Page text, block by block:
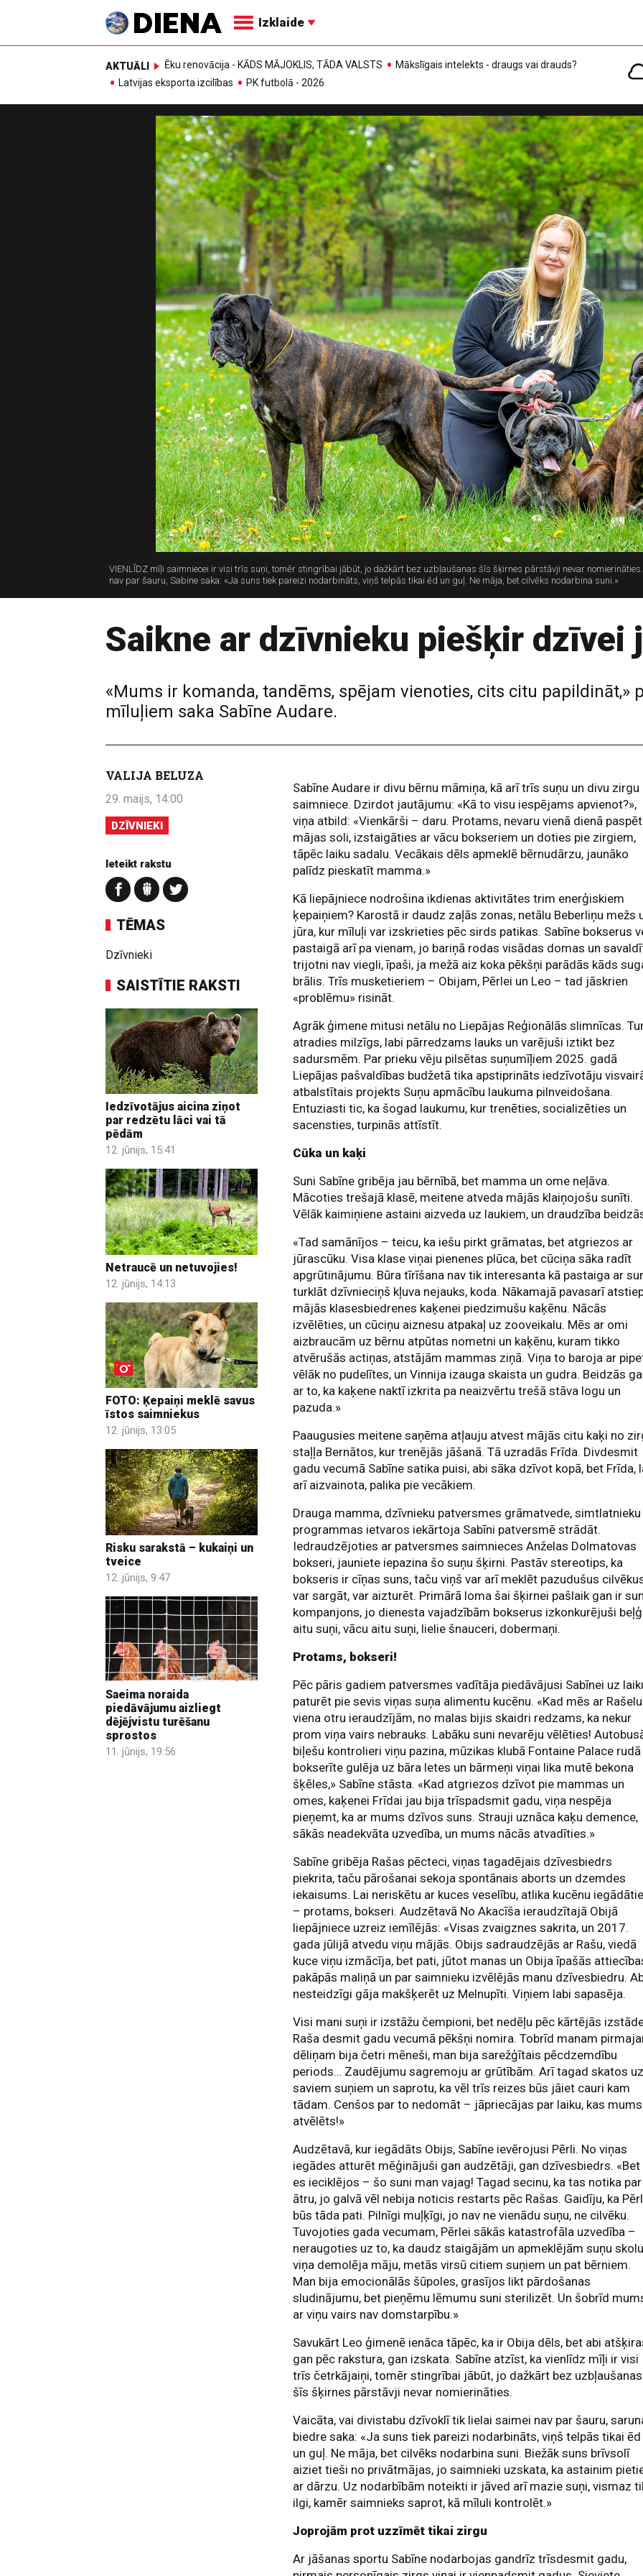
Izklaide
AKTUĀLI Ēku renovācija - KĀDS MĀJOKLIS, TĀDA VALSTS
Mākslīgais intelekts - draugs vai drauds?
Latvijas eksporta izcilības
PK futbolā - 2026
VIENLĪDZ mīļi saimniecei ir visi trīs suņi, tomēr stingrībai jābūt, jo dažkārt bez uzbļaušanas šīs šķirnes pārstāvji nevar
nav par šauru, Sabine saka: «Ja suns tiek pareizi nodarbināts, viņš telpās tikai ēd un guļ. Ne māja, bet cilvēks nodarbina suni.»
Saikne ar dzīvnieku piešķir dzīvei
«Mums ir komanda, tandēms, spējam vienoties, cits citu papildināt,»
mīluļiem saka Sabīne Audare.
VALIJA BELUZA
29. maijs, 14:00
DZĪVNIEKI
Ieteikt rakstu
TĒMAS
Dzīvnieki
SAISTĪTIE RAKSTI
Iedzīvotājus aicina ziņot
par redzētu lāci vai tā
pēdām
12. jūnijs, 15:41
Netraucē un netuvojies!
12. jūnijs, 14:13
FOTO: Ķepaiņi meklē savus
īstos saimniekus
12. jūnijs, 13:05
Risku sarakstā – kukaiņi un
tveice
12. jūnijs, 9:47
Saeima noraida
piedāvājumu aizliegt
dējējvistu turēšanu
sprostos
11. jūnijs, 19:56
Sabīne Audare ir divu bērnu māmiņa, kā arī trīs suņu un divu zirgu
saimniece. Dzirdot jautājumu: «Kā to visu iespējams apvienot?»,
viņa atbild: «Vienkārši – daru. Protams, nevaru vienā dienā paspēt
mājas soli, izstaigāties ar vācu bokseriem un doties pie zirgiem,
tāpēc laiku sadalu. Vecākais dēls apmeklē bērnudārzu, jaunāko
palīdz pieskatīt mamma.»
Kā liepājniece nodrošina ikdienas aktivitātes trim enerģiskiem
ķepaiņiem? Karostā ir daudz zaļās zonas, netālu Beberliņu mežs
jūra, kur mīluļi var izskrieties pēc sirds patikas. Sabīne bokserus
pastaigā arī pa vienam, jo bariņā rodas visādas domas un
trijotni nav viegli, īpaši, ja mežā aiz koka pēkšņi parādās kāds
brālis. Trīs musketieriem – Obijam, Pērlei un Leo – tad jāskrien
«problēmu» risināt.
Agrāk ģimene mitusi netālu no Liepājas Reģionālās slimnīcas.
atradies milzīgs, labi pārredzams lauks un varējuši iztikt bez
sadursmēm. Par prieku vēju pilsētas suņumīļiem 2025. gadā
Liepājas pašvaldības budžetā tika apstiprināts iedzīvotāju
atbalstītais projekts Suņu apmācību laukuma pilnveidošana.
Entuziasti tic, ka šogad laukumu, kur trenēties, socializēties un
sacensties, turpinās attīstīt.
Cūka un kaķi
Suni Sabīne gribēja jau bērnībā, bet mamma un ome neļāva.
Mācoties trešajā klasē, meitene atveda mājās klaiņojošu sunīti.
Vēlāk kaimiņiene astaini aizveda uz laukiem, un draudzība
«Tad samānījos – teicu, ka iešu pirkt grāmatas, bet atgriezos ar
jūrascūku. Visa klase viņai pienenes plūca, bet cūciņa sāka radīt
apgrūtinājumu. Būra tīrīšana nav tik interesanta kā pastaiga ar
turklāt dzīvnieciņš kļuva nejauks, koda. Nākamajā pavasarī
mājās klasesbiedrenes kaķenei piedzimušu kaķēnu. Nācās
izvēlēties, un cūciņu aiznesu atpakaļ uz zooveikalu. Mēs ar omi
aizbraucām uz bērnu atpūtas nometni un kaķēnu, kuram tikko
atvērušās actiņas, atstājām mammas ziņā. Viņa to baroja ar
vēlāk no pudelītes, un Vinnija izauga skaista un gudra. Beidzās
ar to, ka kaķene naktī izkrita pa neaizvērtu trešā stāva logu un
pazuda.»
Paaugusies meitene saņēma atļauju atvest mājās citu kaķi no
staļļa Bernātos, kur trenējās jāšanā. Tā uzradās Frīda. Divdesmit
gadu vecumā Sabīne satika puisi, abi sāka dzīvot kopā, bet Frīda,
arī aizvainota, palika pie vecākiem.
Drauga mamma, dzīvnieku patversmes grāmatvede, simtlatnieku
programmas ietvaros iekārtoja Sabīni patversmē strādāt.
Iedraudzējoties ar patversmes saimnieces Anželas Dolmatovas
bokseri, jauniete iepazina šo suņu šķirni. Pastāv stereotips, ka
bokseris ir cīņas suns, taču viņš var arī meklēt pazudušus
var sargāt, var aizturēt. Primārā loma šai šķirnei pašlaik gan ir
kompanjons, jo dienesta vajadzībām bokserus izkonkurējuši
aitu suņi, vācu aitu suņi, lielie šnauceri, dobermaņi.
Protams, bokseri!
Pēc pāris gadiem patversmes vadītāja piedāvājusi Sabīnei uz
paturēt pie sevis viņas suņa alimentu kucēnu. «Kad mēs ar Rašelu
viena otru ieraudzījām, no malas bijis skaidri redzams, ka nekur
prom viņa vairs nebrauks. Labāku suni nevarēju vēlēties!
biļešu kontrolieri viņu pazina, mūzikas klubā Fontaine Palace rudā
bokserīte gulēja uz bāra letes un bārmeņi viņai lika mutē bekona
šķēles,» Sabīne stāsta. «Kad atgriezos dzīvot pie mammas un
omes, kaķenei Frīdai jau bija trīspadsmit gadu, viņa nespēja
pieņemt, ka ar mums dzīvos suns. Strauji uznāca kaķu demence,
sākās neadekvāta uzvedība, un mums nācās atvadīties.»
Sabīne gribēja Rašas pēcteci, viņas tagadējais dzīvesbiedrs
piekrita, taču pārošanai sekoja spontānais aborts un dzemdes
iekaisums. Lai neriskētu ar kuces veselību, atlika kucēnu
– protams, bokseri. Audzētavā No Akacīša ieraudzītajā Obijā
liepājniece uzreiz iemīlējās: «Visas zvaigznes sakrita, un 2017.
gada jūlijā atvedu viņu mājās. Obijs sadraudzējās ar Rašu, viedā
kuce viņu izmācīja, bet pati, jūtot manas un Obija īpašās
pakāpās maliņā un par saimnieku izvēlējās manu dzīvesbiedru.
nesteidzīgi gāja makšķerēt uz Melnupīti. Viņiem labi sapasēja.
Visi mani suņi ir izstāžu čempioni, bet nedēļu pēc kārtējās
Raša desmit gadu vecumā pēkšņi nomira. Tobrīd manam
dēliņam bija četri mēneši, man bija sarežģītais pēcdzemdību
periods… Zaudējumu sagremoju ar grūtībām. Arī tagad skatos uz
saviem suņiem un saprotu, ka vēl trīs reizes būs jāiet cauri kam
tādam. Cenšos par to nedomāt – jāpriecājas par laiku, kas mums
atvēlēts!»
Audzētavā, kur iegādāts Obijs, Sabīne ievērojusi Pērli. No viņas
iegādes atturēt mēģinājuši gan audzētāji, gan dzīvesbiedrs. «Bet
es ieciklējos – šo suni man vajag! Tagad secinu, ka tas notika par
ātru, jo galvā vēl nebija noticis restarts pēc Rašas. Gaidīju, ka
būs tāda pati. Pilnīgi muļķīgi, jo nav ne vienādu suņu, ne cilvēku.
Tuvojoties gada vecumam, Pērlei sākās katastrofāla uzvedība –
neraugoties uz to, ka daudz staigājām un apmeklējām suņu
viņa demolēja māju, metās virsū citiem suņiem un pat bērniem.
Man bija emocionālās šūpoles, grasījos likt pārdošanas
sludinājumu, bet pieņēmu lēmumu suni sterilizēt. Un šobrīd
ar viņu vairs nav domstarpību.»
Savukārt Leo ģimenē ienāca tāpēc, ka ir Obija dēls, bet abi
gan pēc rakstura, gan izskata. Sabīne atzīst, ka vienlīdz mīļi ir visi
trīs četrkājaiņi, tomēr stingrībai jābūt, jo dažkārt bez uzbļaušanas
šīs šķirnes pārstāvji nevar nomierināties.
Vaicāta, vai divistabu dzīvoklī tik lielai saimei nav par šauru,
biedre saka: «Ja suns tiek pareizi nodarbināts, viņš telpās tikai ēd
un guļ. Ne māja, bet cilvēks nodarbina suni. Biežāk suns brīvsolī
aiziet tieši no privātmājas, jo saimnieki uzskata, ka astainim
ar dārzu. Uz nodarbībām noteikti ir jāved arī mazie suņi, vismaz
ilgi, kamēr saimnieks saprot, kā mīluli kontrolēt.»
Joprojām prot uzzīmēt tikai zirgu
Ar jāšanas sportu Sabīne nodarbojas gandrīz trīsdesmit gadu,